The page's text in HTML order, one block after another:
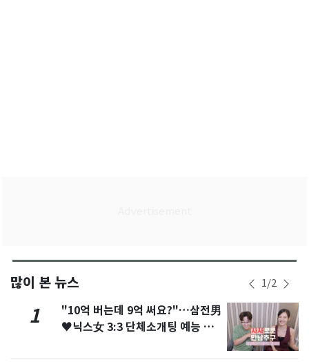
많이 본 뉴스 1/2
1
"10억 버는데 9억 써요?"…삼전男
♥닉스女 3:3 단체소개팅 예능 화